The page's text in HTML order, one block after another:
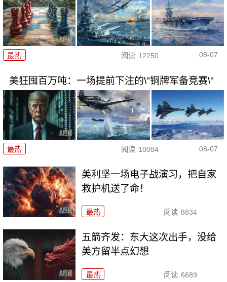
最热 阅读 12250 08-07
美狂囤百万吨：一场提前下注的\"铜牌军备竞赛\"
最热 阅读 10084 08-07
美利坚一场电子战演习，把自家
救护机送了命！
最热 阅读 8834
五箭齐发：东大这次出手，没给
美方留半点幻想
最热 阅读 6689